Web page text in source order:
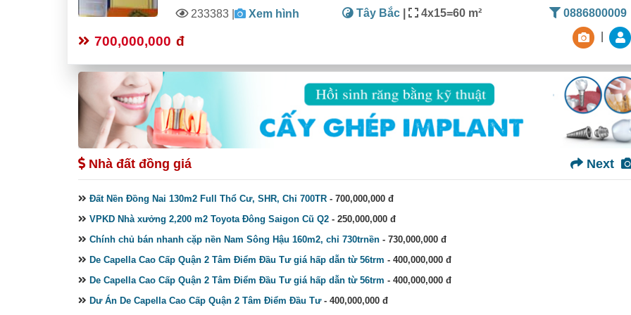
233383 | Xem hình Tây Bắc| 4x15=60 m² 0886800009
700,000,000 đ
Nhà đất đồng giá Next
Đất Nền Đồng Nai 130m2 Full Thổ Cư, SHR, Chỉ 700TR - 700,000,000 đ
VPKD Nhà xưởng 2,200 m2 Toyota Đông Saigon Cũ Q2 - 250,000,000 đ
Chính chủ bán nhanh cặp nền Nam Sông Hậu 160m2, chỉ 730trnền - 730,000,000 đ
De Capella Cao Cấp Quận 2 Tâm Điểm Đầu Tư giá hấp dẫn từ 56trm - 400,000,000 đ
De Capella Cao Cấp Quận 2 Tâm Điểm Đầu Tư giá hấp dẫn từ 56trm - 400,000,000 đ
Dư Án De Capella Cao Cấp Quận 2 Tâm Điểm Đầu Tư- 400,000,000 đ